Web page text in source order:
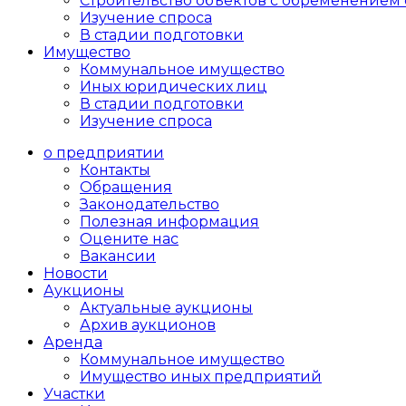
Изучение спроса
В стадии подготовки
Имущество
Коммунальное имущество
Иных юридических лиц
В стадии подготовки
Изучение спроса
о предприятии
Контакты
Обращения
Законодательство
Полезная информация
Оцените нас
Вакансии
Новости
Аукционы
Актуальные аукционы
Архив аукционов
Аренда
Коммунальное имущество
Имущество иных предприятий
Участки